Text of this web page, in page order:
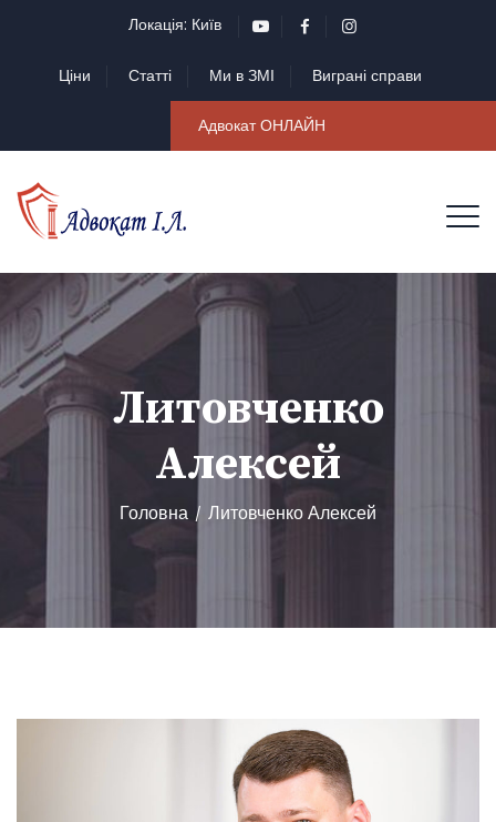
Локація: Київ
Ціни Статті Ми в ЗМІ Виграні справи
Адвокат ОНЛАЙН
Литовченко
Алексей
Головна / Литовченко Алексей